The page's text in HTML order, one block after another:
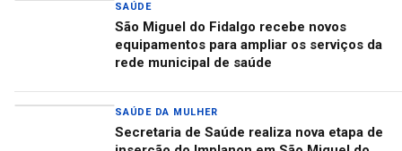
SAÚDE
São Miguel do Fidalgo recebe novos
equipamentos para ampliar os serviços da
rede municipal de saúde
SAÚDE DA MULHER
Secretaria de Saúde realiza nova etapa de